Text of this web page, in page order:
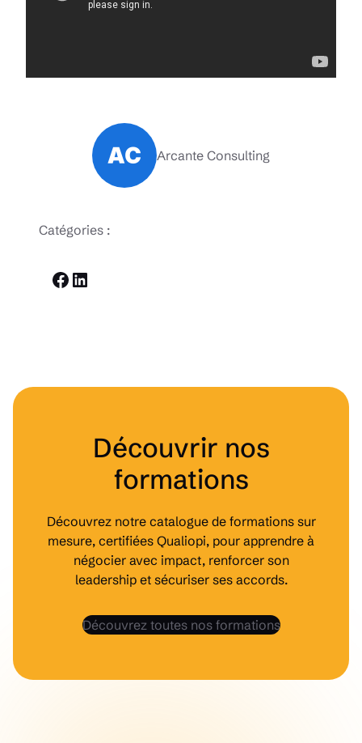
Arcante Consulting
Catégories :
Facebook
LinkedIn
Découvrir nos
formations
Découvrez notre catalogue de formations sur
mesure, certifiées Qualiopi, pour apprendre à
négocier avec impact, renforcer son
leadership et sécuriser ses accords.
Découvrez toutes nos formations